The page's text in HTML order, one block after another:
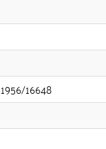
16648